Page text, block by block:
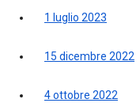
1 luglio 2023
15 dicembre 2022
4 ottobre 2022